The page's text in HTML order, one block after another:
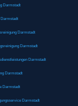
Darmstadt
Darmstadt
Darmstadt
Darmstadt
Darmstadt
Darmstadt
Darmstadt
Darmstadt